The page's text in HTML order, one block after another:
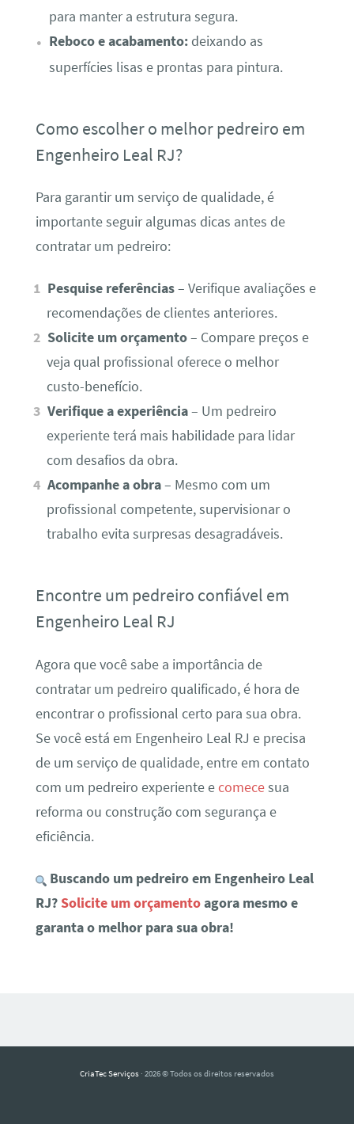
para manter a estrutura segura.
Reboco e acabamento:deixando as
superfícies lisas e prontas para pintura.
Como escolher o melhor pedreiro em
Engenheiro Leal RJ?
Para garantir um serviço de qualidade, é
importante seguir algumas dicas antes de
contratar um pedreiro:
Pesquise referências– Verifique avaliações e
recomendações de clientes anteriores.
Solicite um orçamento– Compare preços e
veja qual profissional oferece o melhor
custo-benefício.
Verifique a experiência– Um pedreiro
experiente terá mais habilidade para lidar
com desafios da obra.
Acompanhe a obra– Mesmo com um
profissional competente, supervisionar o
trabalho evita surpresas desagradáveis.
Encontre um pedreiro confiável em
Engenheiro Leal RJ
Agora que você sabe a importância de
contratar um pedreiro qualificado, é hora de
encontrar o profissional certo para sua obra.
Se você está em Engenheiro Leal RJ e precisa
de um serviço de qualidade, entre em contato
com um pedreiro experiente ecomecesua
reforma ou construção com segurança e
eficiência.
Buscando um pedreiro em Engenheiro Leal
RJ? Solicite um orçamentoagora mesmo e
garanta o melhor para sua obra!
CriaTec Serviços · 2026 © Todos os direitos reservados